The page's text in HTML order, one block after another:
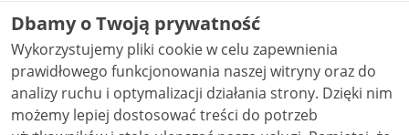
Materiały audiowizualne, w tym zdjęcia, materiały
audio i wideo, są udostępniane na licencji typu
Creative Commons: uznanie autorstwa użycie
niekomercyjne - bez utworów zależnych 4.0 (CC BY-
NC-ND 4.0), o ile nie jest to stwierdzone inaczej.
Dbamy o Twoją prywatność
Wykorzystujemy pliki cookie w celu zapewnienia
prawidłowego funkcjonowania naszej witryny oraz do
analizy ruchu i optymalizacji działania strony. Dzięki nim
możemy lepiej dostosować treści do potrzeb